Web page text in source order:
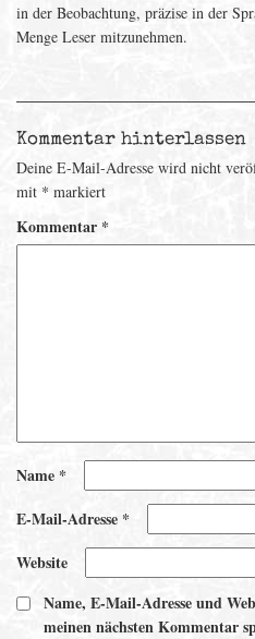
in der Beobachtung, präzise in der
Menge Leser mitzunehmen.
Kommentar hinterlassen
Deine E-Mail-Adresse wird nicht
mit * markiert
Kommentar *
Name *
E-Mail-Adresse *
Website
Name, E-Mail-Adresse und
meinen nächsten Kommentar